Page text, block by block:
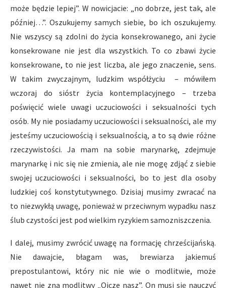
może będzie lepiej”. W nowicjacie: „no dobrze, jest tak, ale
później…”. Oszukujemy samych siebie, bo ich oszukujemy.
Nie wszyscy są zdolni do życia konsekrowanego, ani życie
konsekrowane nie jest dla wszystkich. To co zbawi życie
konsekrowane, to nie jest liczba, ale jego znaczenie, sens.
W takim zwyczajnym, ludzkim współżyciu – mówiłem
wczoraj do sióstr życia kontemplacyjnego – trzeba
poświęcić wiele uwagi uczuciowości i seksualności tych
osób. My nie posiadamy uczuciowości i seksualności, ale my
jesteśmy uczuciowością i seksualnością, a to są dwie różne
rzeczywistości. Ja mam na sobie marynarkę, zdejmuje
marynarkę i nic się nie zmienia, ale nie mogę zdjąć z siebie
swojej uczuciowości i seksualności, bo to jest dla osoby
ludzkiej coś konstytutywnego. Dzisiaj musimy zwracać na
to niezwykłą uwagę, ponieważ w przeciwnym wypadku nasz
ślub czystości jest pod wielkim ryzykiem samozniszczenia.
I dalej, musimy zwrócić uwagę na formację chrześcijańską.
Nie dawajcie, błagam was, brewiarza jakiemuś
prepostulantowi, który nic nie wie o modlitwie, może
nawet nie zna modlitwy „Ojcze nasz”. On musi się nauczyć